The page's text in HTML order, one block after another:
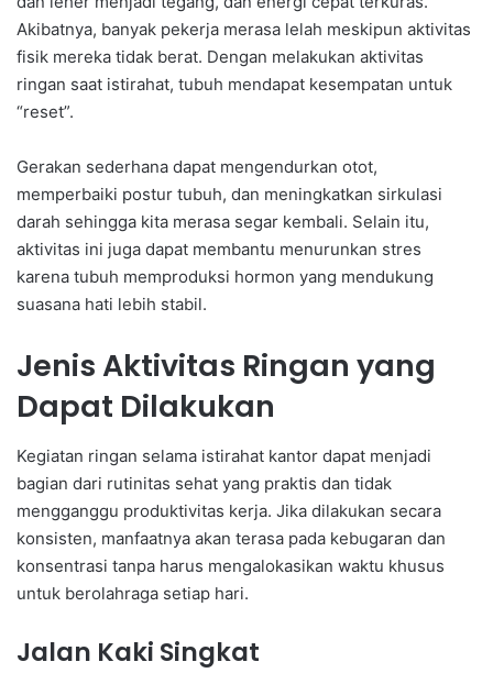
Akibatnya, banyak pekerja merasa lelah meskipun aktivitas
fisik mereka tidak berat. Dengan melakukan aktivitas
ringan saat istirahat, tubuh mendapat kesempatan untuk
“reset”.
Gerakan sederhana dapat mengendurkan otot,
memperbaiki postur tubuh, dan meningkatkan sirkulasi
darah sehingga kita merasa segar kembali. Selain itu,
aktivitas ini juga dapat membantu menurunkan stres
karena tubuh memproduksi hormon yang mendukung
suasana hati lebih stabil.
Jenis Aktivitas Ringan yang
Dapat Dilakukan
Kegiatan ringan selama istirahat kantor dapat menjadi
bagian dari rutinitas sehat yang praktis dan tidak
mengganggu produktivitas kerja. Jika dilakukan secara
konsisten, manfaatnya akan terasa pada kebugaran dan
konsentrasi tanpa harus mengalokasikan waktu khusus
untuk berolahraga setiap hari.
Jalan Kaki Singkat